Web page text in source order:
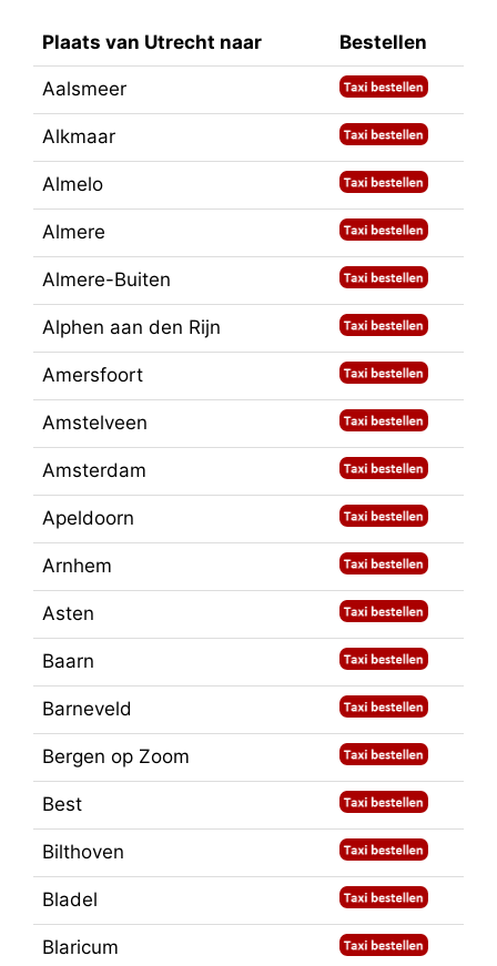
Plaats van Utrecht naar Bestellen
Aalsmeer
Alkmaar
Almelo
Almere
Almere-Buiten
Alphen aan den Rijn
Amersfoort
Amstelveen
Amsterdam
Apeldoorn
Arnhem
Asten
Baarn
Barneveld
Bergen op Zoom
Best
Bilthoven
Bladel
Blaricum